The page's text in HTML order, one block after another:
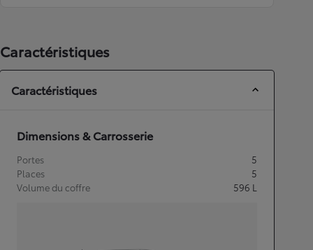
Caractéristiques
Caractéristiques
Dimensions & Carrosserie
Portes
5
Places
5
Volume du coffre
596 L